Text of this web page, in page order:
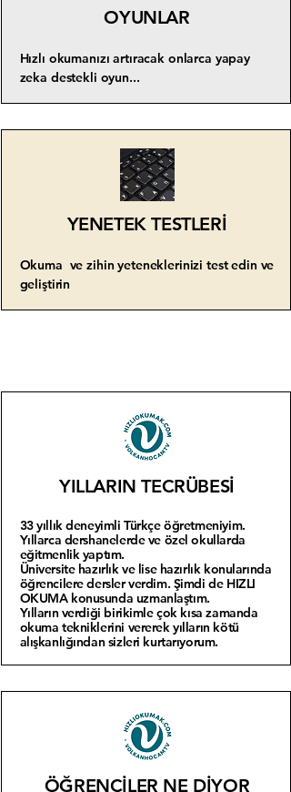
OYUNLAR
Hızlı okumanızı artıracak onlarca yapay
zeka destekli oyun...
YENETEK TESTLERİ
Okuma ve zihin yeteneklerinizi test edin ve
geliştirin
YILLARIN TECRÜBESİ
33 yıllık deneyimli Türkçe öğretmeniyim.
Yıllarca dershanelerde ve özel okullarda
eğitmenlik yaptım.
Üniversite hazırlık ve lise hazırlık konularında
öğrencilere dersler verdim. Şimdi de HIZLI
OKUMA konusunda uzmanlaştım.
Yılların verdiği birikimle çok kısa zamanda
okuma tekniklerini vererek yılların kötü
alışkanlığından sizleri kurtarıyorum.
ÖĞRENCİLER NE DİYOR